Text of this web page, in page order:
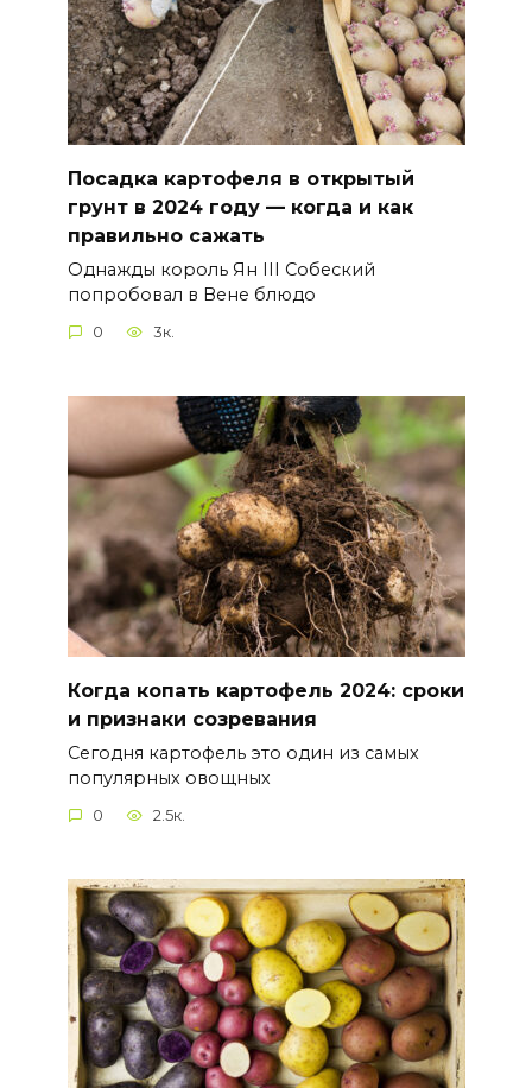
Посадка картофеля в открытый
грунт в 2024 году — когда и как
правильно сажать
Однажды король Ян III Собеский
попробовал в Вене блюдо
0 3к.
Когда копать картофель 2024: сроки
и признаки созревания
Сегодня картофель это один из самых
популярных овощных
0 2.5к.